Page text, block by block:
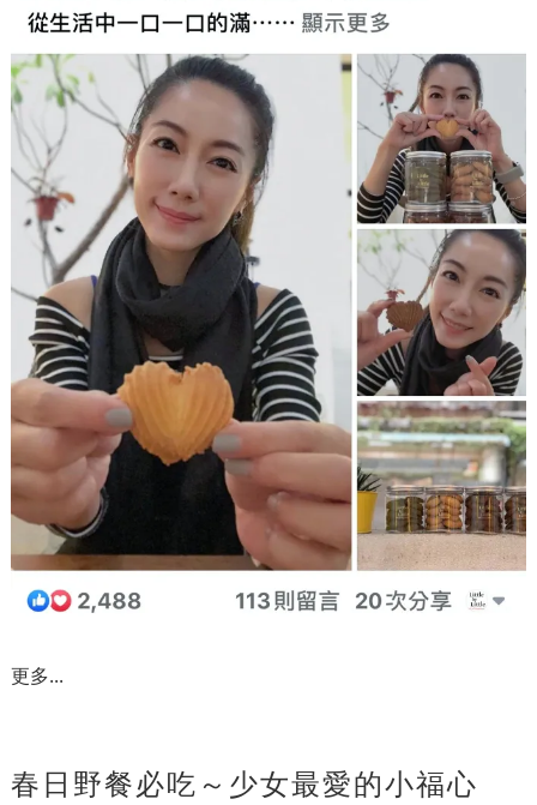
更多...
春日野餐必吃～少女最愛的小福心